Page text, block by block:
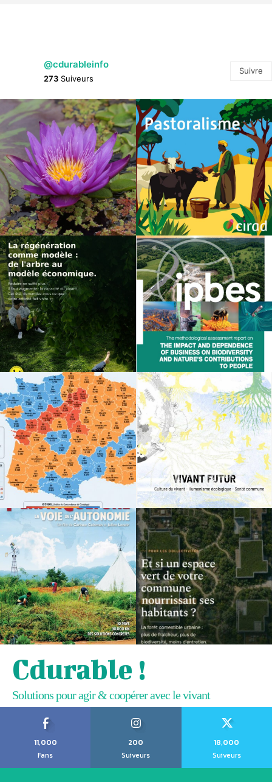
@cdurableinfo
273 Suiveurs
Suivre
Cdurable !
Solutions pour agir & coopérer avec le vivant
11,000
Fans
200
Suiveurs
18,000
Suiveurs